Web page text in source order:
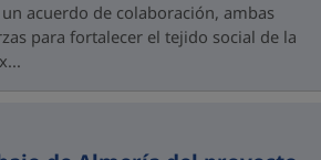
acuerdo de colaboración, ambas
para fortalecer el tejido social de la